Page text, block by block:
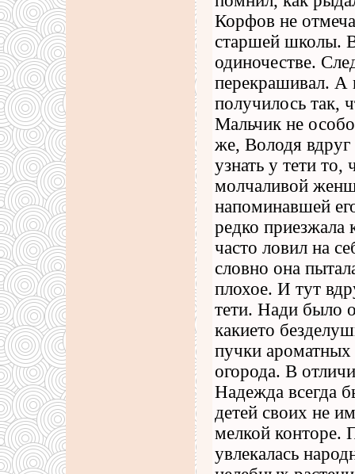
Корфов не
старшей школы.
одиночестве.
перекрашивал. А
получилось так,
Мальчик не
же, Володя
узнать у тети то,
молчаливой
напоминавшей
редко приезжала
часто ловил на
словно она
плохое. И тут
тети. Нади было
какието
пучки
огорода. В
Надежда всегда
детей своих не
мелкой конторе.
увлекалась